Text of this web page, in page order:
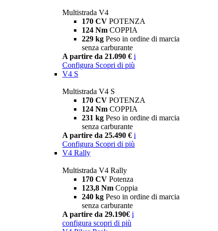
Multistrada V4
170 CV POTENZA
124 Nm COPPIA
229 kg Peso in ordine di marcia
senza carburante
A partire da 21.090 € i
Configura Scopri di più
V4 S
Multistrada V4 S
170 CV POTENZA
124 Nm COPPIA
231 kg Peso in ordine di marcia
senza carburante
A partire da 25.490 € i
Configura Scopri di più
V4 Rally
Multistrada V4 Rally
170 CV Potenza
123,8 Nm Coppia
240 kg Peso in ordine di marcia
senza carburante
A partire da 29.190€ i
configura scopri di più